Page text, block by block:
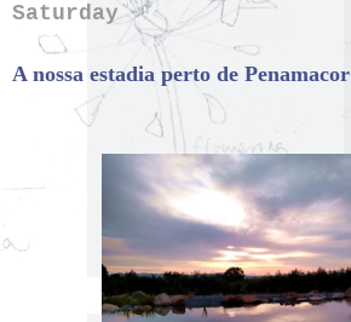
Saturday
A nossa estadia perto de Penamacor